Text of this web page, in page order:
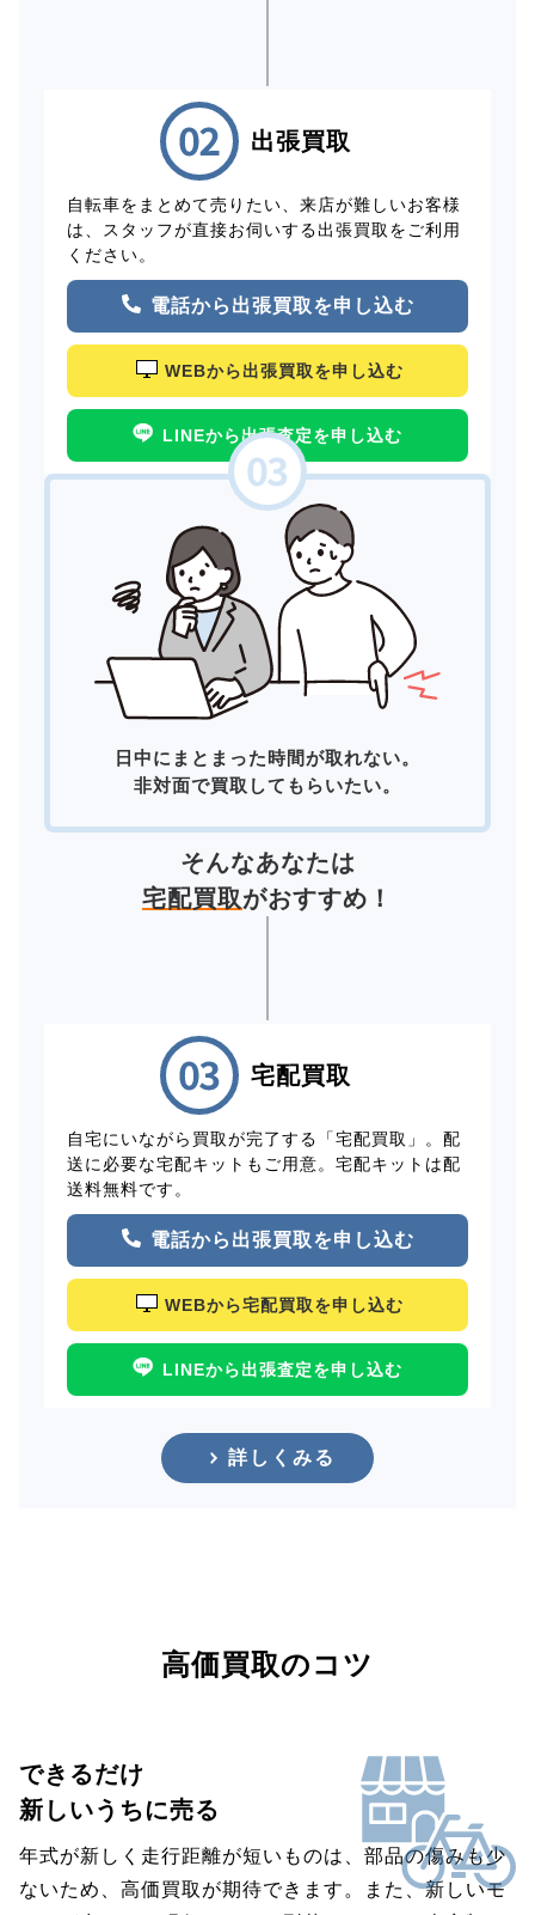
出張買取
自転車をまとめて売りたい、来店が難しいお客様
は、スタッフが直接お伺いする出張買取をご利用
ください。
電話から出張買取を申し込む
WEBから出張買取を申し込む
LINEから出張査定を申し込む
日中にまとまった時間が取れない。
非対面で買取してもらいたい。
そんなあなたは
宅配買取がおすすめ！
宅配買取
自宅にいながら買取が完了する「宅配買取」。配
送に必要な宅配キットもご用意。宅配キットは配
送料無料です。
電話から出張買取を申し込む
WEBから宅配買取を申し込む
LINEから出張査定を申し込む
詳しくみる
高価買取のコツ
できるだけ
新しいうちに売る
年式が新しく走行距離が短いものは、部品の傷みも少
ないため、高価買取が期待できます。また、新しいモ